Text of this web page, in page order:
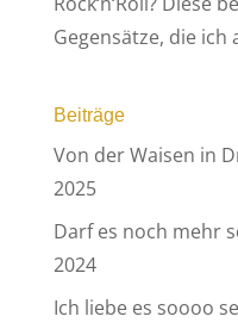
Gegensätze, die ich
Beiträge
Von der Waisen in
2025
Darf es noch mehr
2024
Ich liebe es soooo